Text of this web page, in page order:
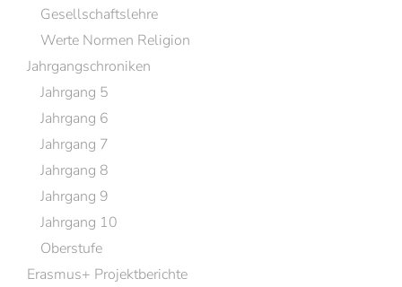
Gesellschaftslehre
Werte Normen Religion
Jahrgangschroniken
Jahrgang 5
Jahrgang 6
Jahrgang 7
Jahrgang 8
Jahrgang 9
Jahrgang 10
Oberstufe
Erasmus+ Projektberichte